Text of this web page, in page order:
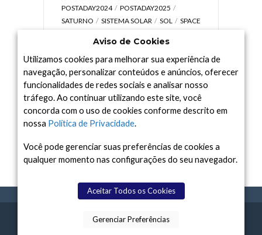
POSTADAY2024
POSTADAY2025
SATURNO
SISTEMA SOLAR SOL
SPACE
UNIVERSO
VÍDEO
Arquivo
Arquivo
TERMOS CONTATO SPACE TODAY
Aviso de Cookies
Utilizamos cookies para melhorar sua experiência de
navegação, personalizar conteúdos e anúncios, oferecer
funcionalidades de redes sociais e analisar nosso
tráfego. Ao continuar utilizando este site, você
concorda com o uso de cookies conforme descrito em
nossa Política de Privacidade.
Você pode gerenciar suas preferências de cookies a
qualquer momento nas configurações do seu navegador.
Aceitar Todos os Cookies
Gerenciar Preferências